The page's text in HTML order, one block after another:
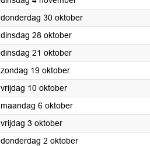
donderdag 30 oktober2025
dinsdag 28 oktober2025
dinsdag 21 oktober2025
zondag 19 oktober2025
vrijdag 10 oktober2025
maandag 6 oktober2025
vrijdag 3 oktober2025
donderdag 2 oktober2025